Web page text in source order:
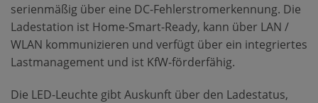
serienmäßig über eine DC-Fehlerstromerkennung. Die
Ladestation ist Home-Smart-Ready, kann über LAN /
WLAN kommunizieren und verfügt über ein integriertes
Lastmanagement und ist KfW-förderfähig.
Die LED-Leuchte gibt Auskunft über den Ladestatus,